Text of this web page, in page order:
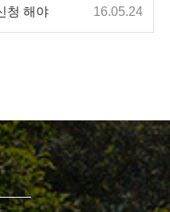
청 해야
16.05.24